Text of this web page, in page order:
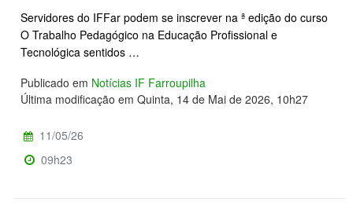
Servidores do IFFar podem se inscrever na ª edição do curso
O Trabalho Pedagógico na Educação Profissional e
Tecnológica sentidos …
Publicado em Notícias IF Farroupilha
Última modificação em Quinta, 14 de Mai de 2026, 10h27
11/05/26
09h23